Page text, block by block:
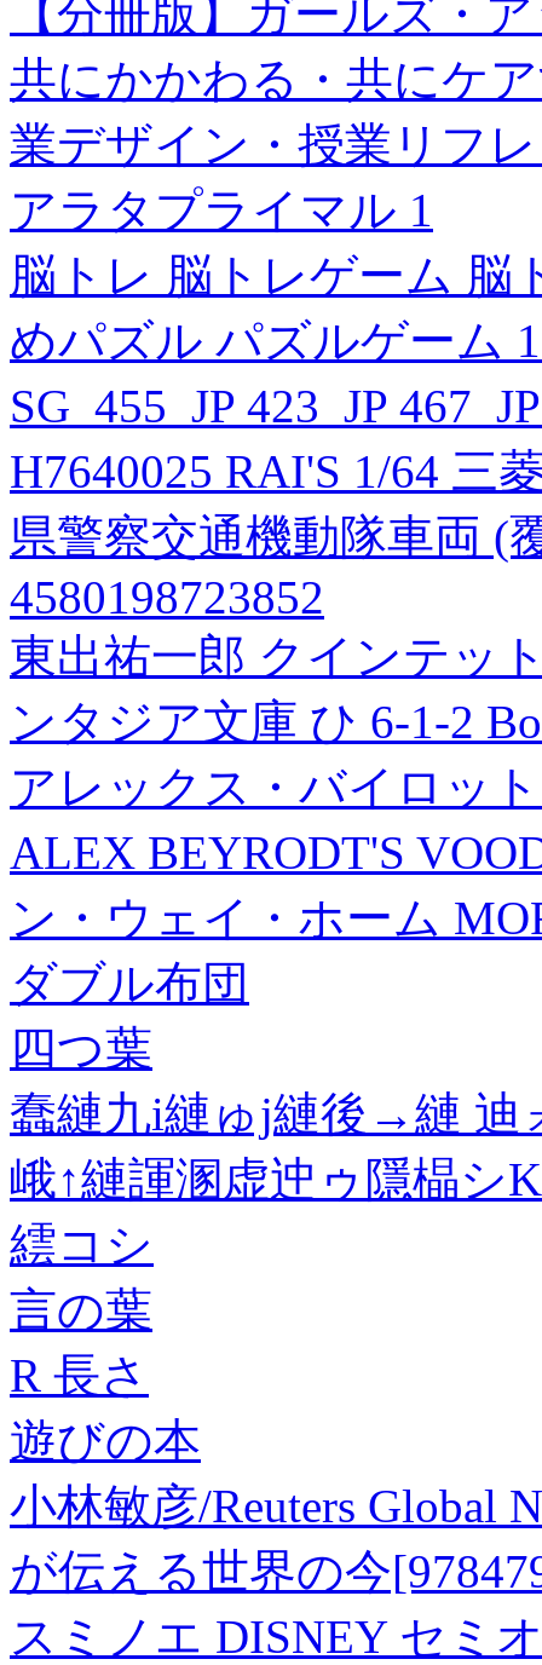
【分冊版】ガールズ・
共にかかわる・共にケ
業デザイン・授業リフ
アラタプライマル 1
脳トレ 脳トレゲーム 脳
めパズル パズルゲーム
SG_455_JP 423_JP
H7640025 RAI'S 1/64 三
県警察交通機動隊車両 (
4580198723852
東出祐一郎 クインテッ
ンタジア文庫 ひ 6-1-2
アレックス・バイロッ
ALEX BEYRODT'S
ン・ウェイ・ホーム
ダブル布団
四つ葉
蠢縺九i縺ゅj縺後→縺 迪
峨↑縺諢溷虚迚ゥ隱橸シ
繧コシ
言の葉
R 長さ
遊びの本
小林敏彦/Reuters Global
が伝える世界の今
スミノエ DISNEY セミ